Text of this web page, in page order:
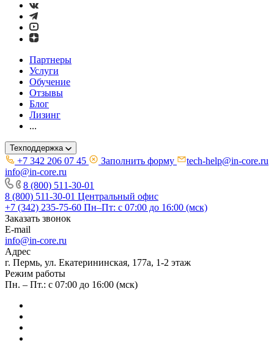
Партнеры
Услуги
Обучение
Отзывы
Блог
Лизинг
...
Техподдержка
+7 342 206 07 45 Заполнить форму
tech-help@in-core.ru
info@in-core.ru
8 (800) 511-30-01
8 (800) 511-30-01 Центральный офис
+7 (342) 235-75-60 Пн–Пт: с 07:00 до 16:00 (мск)
Заказать звонок
E-mail
info@in-core.ru
Адрес
г. Пермь, ул. ​Екатерининская, 177а, ​1-2 этаж
Режим работы
Пн. – Пт.: с 07:00 до 16:00 (мск)